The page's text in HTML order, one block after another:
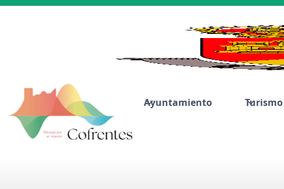
Ayuntamiento Turismo